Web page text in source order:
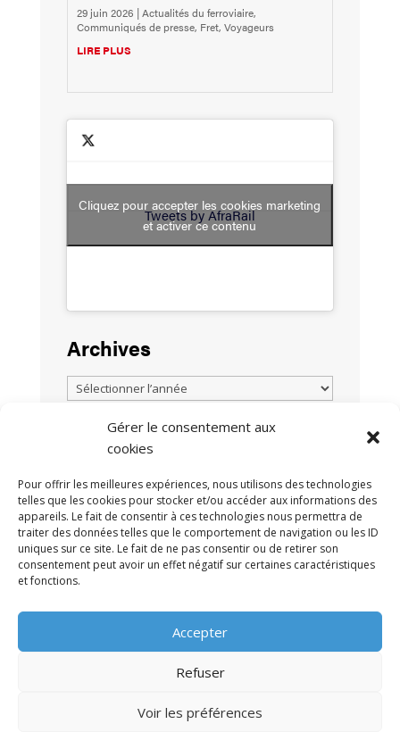
Gérer le consentement aux
cookies
Pour offrir les meilleures expériences, nous utilisons des technologies
telles que les cookies pour stocker et/ou accéder aux informations des
appareils. Le fait de consentir à ces technologies nous permettra de
traiter des données telles que le comportement de navigation ou les ID
uniques sur ce site. Le fait de ne pas consentir ou de retirer son
consentement peut avoir un effet négatif sur certaines caractéristiques
et fonctions.
Accepter
Refuser
Voir les préférences
29 juin 2026 |Actualités du ferroviaire,
Communiqués de presse, Fret, Voyageurs
LIRE PLUS
Tweets by AfraRail
Cliquez pour accepter les cookies marketing
et activer ce contenu
Archives
TOUTES LES ACTUALITÉS
MENTIONS LÉGALES•POLITIQUE DE
CONFIDENTIALITÉ•